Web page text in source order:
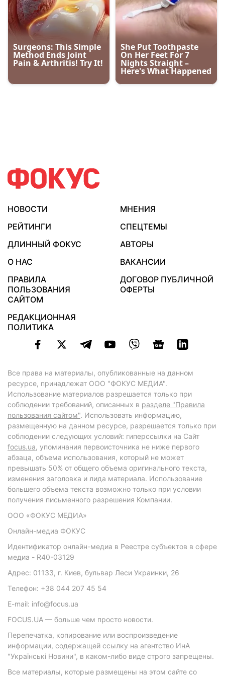
НОВОСТИ
МНЕНИЯ
РЕЙТИНГИ
СПЕЦТЕМЫ
ДЛИННЫЙ ФОКУС
АВТОРЫ
О НАС
ВАКАНСИИ
ПРАВИЛА
ПОЛЬЗОВАНИЯ
САЙТОМ
ДОГОВОР ПУБЛИЧНОЙ
ОФЕРТЫ
РЕДАКЦИОННАЯ
ПОЛИТИКА
Все права на материалы, опубликованные на данном
ресурсе, принадлежат ООО "ФОКУС МЕДИА".
Использование материалов разрешается только при
соблюдении требований, описанных в разделе "Правила
пользования сайтом". Использовать информацию,
размещенную на данном ресурсе, разрешается только при
соблюдении следующих условий: гиперссылки на Сайт
focus.ua, упоминания первоисточника не ниже первого
абзаца, объема использования, который не может
превышать 50% от общего объема оригинального текста,
изменения заголовка и лида материала. Использование
большего объема текста возможно только при условии
получения письменного разрешения Компании.
ООО «ФОКУС МЕДИА»
Онлайн-медиа ФОКУС
Идентификатор онлайн-медиа в Реестре субъектов в сфере
медиа - R40-03129
Адрес: 01133, г. Киев, бульвар Леси Украинки, 26
Телефон: +38 044 207 45 54
E-mail: info@focus.ua
FOCUS.UA — больше чем просто новости.
Перепечатка, копирование или воспроизведение
информации, содержащей ссылку на агентство ИнА
"Українські Новини", в каком-либо виде строго запрещены.
Все материалы, которые размещены на этом сайте со